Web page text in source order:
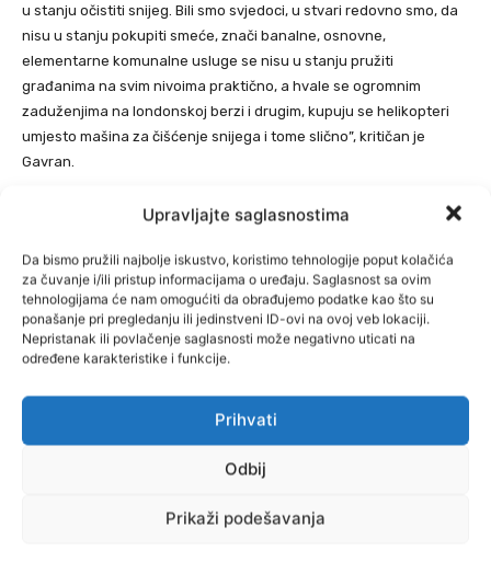
Upravljajte saglasnostima
Da bismo pružili najbolje iskustvo, koristimo tehnologije poput kolačića
za čuvanje i/ili pristup informacijama o uređaju. Saglasnost sa ovim
tehnologijama će nam omogućiti da obrađujemo podatke kao što su
ponašanje pri pregledanju ili jedinstveni ID-ovi na ovoj veb lokaciji.
Nepristanak ili povlačenje saglasnosti može negativno uticati na
određene karakteristike i funkcije.
Prihvati
Odbij
Prikaži podešavanja
u stanju očistiti snijeg. Bili smo svjedoci, u stvari redovno smo, da
nisu u stanju pokupiti smeće, znači banalne, osnovne,
elementarne komunalne usluge se nisu u stanju pružiti
građanima na svim nivoima praktično, a hvale se ogromnim
zaduženjima na londonskoj berzi i drugim, kupuju se helikopteri
umjesto mašina za čišćenje snijega i tome slično”, kritičan je
Gavran.
“Davanje sadake radnicima i penzionerima”
Najavljeno je povećanje minimalne plate u FBiH, a penzije će biti
povećanje za 17 posto. U RS najniža plata je veća za 10 do 11,5
posto. Ima li prostora za ova povećanja, pitali smo.
“Kada bi se ova povećanja dešavala paralelno sa smanjenjem
radnici, onda bi bilo prostora i za puno veća povećanja i to je
ustvari neki model koji su podržavali, za koji se zalagali i
poslodavci i radnici i ekonomski analitičari kao najnormalniji vid
životni standard građana. Ovo što se sada čini jeste davanje neke